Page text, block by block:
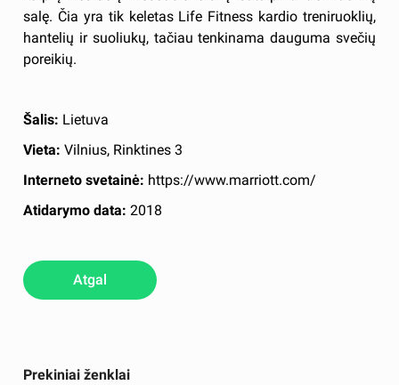
Prekiniai ženklai
salę. Čia yra tik keletas Life Fitness kardio treniruoklių,
hantelių ir suoliukų, tačiau tenkinama dauguma svečių
poreikių.
Šalis: Lietuva
Vieta:Vilnius, Rinktines 3
Interneto svetainė: https://www.marriott.com/
Atidarymo data:2018
Atgal